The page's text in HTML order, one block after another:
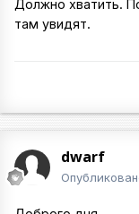
Должно хватить.
там увидят.
dwarf